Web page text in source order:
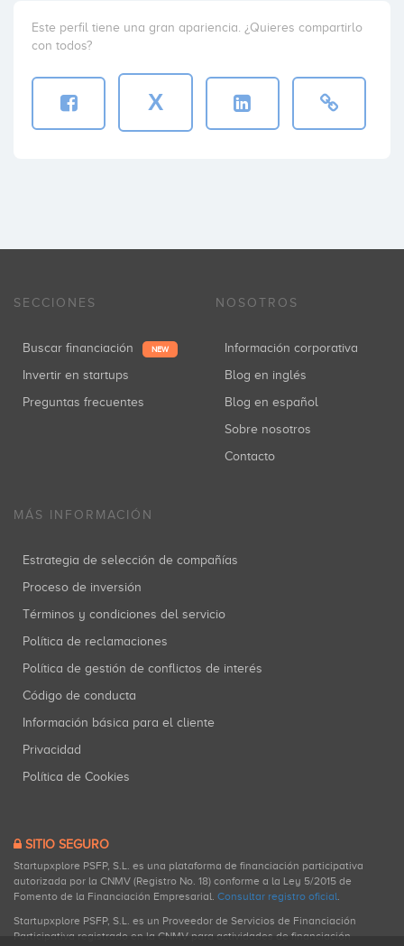
Este perfil tiene una gran apariencia. ¿Quieres compartirlo
con todos?
X
SECCIONES
Buscar financiación NEW
Invertir en startups
Preguntas frecuentes
NOSOTROS
Información corporativa
Blog en inglés
Blog en español
Sobre nosotros
Contacto
MÁS INFORMACIÓN
Estrategia de selección de compañías
Proceso de inversión
Términos y condiciones del servicio
Política de reclamaciones
Política de gestión de conflictos de interés
Código de conducta
Información básica para el cliente
Privacidad
Política de Cookies
SITIO SEGURO
Startupxplore PSFP, S.L. es una plataforma de financiación participativa
autorizada por la CNMV (Registro No. 18) conforme a la Ley 5/2015 de
Fomento de la Financiación Empresarial. Consultar registro oficial.
Startupxplore PSFP, S.L. es un Proveedor de Servicios de Financiación
Participativa registrado en la CNMV para actividades de financiación